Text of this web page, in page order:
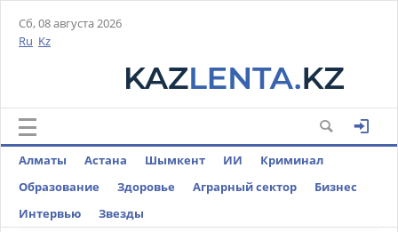
Сб, 08 августа 2026
Ru Kz
Алматы Астана Шымкент ИИ
Криминал
Образование
Здоровье Аграрный сектор
Бизнес
Интервью
Звезды